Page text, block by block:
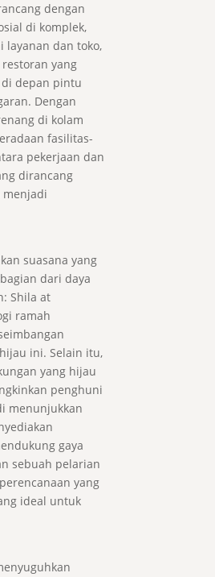
dengan
di komplek,
layanan dan toko,
yang
depan pintu
Dengan
di kolam
fasilitas-
pekerjaan dan
dirancang
menjadi
suasana yang
dari daya
Shila at
ramah
ini. Selain itu,
yang hijau
penghuni
menunjukkan
gaya
sebuah pelarian
yang
ideal untuk